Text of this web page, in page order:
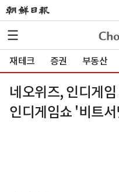
재테크 증권 부동산
네오위즈, 인디게
인디게임쇼 '비트